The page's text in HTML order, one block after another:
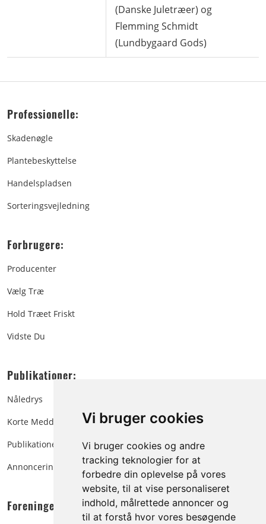
Vi bruger cookies
Vi bruger cookies og andre
tracking teknologier for at
forbedre din oplevelse på vores
website, til at vise personaliseret
indhold, målrettede annoncer og
til at forstå hvor vores besøgende
(Danske Juletræer) og
Flemming Schmidt
(Lundbygaard Gods)
Professionelle:
Skadenøgle
Plantebeskyttelse
Handelspladsen
Sorteringsvejledning
Forbrugere:
Producenter
Vælg Træ
Hold Træet Friskt
Vidste Du
Publikationer:
Nåledrys
Korte Meddelelser
Publikationer
Annoncering
Foreningen: